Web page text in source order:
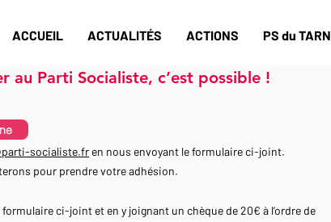
ACCUEIL ACTUALITÉS ACTIONS PS du TARN
au Parti Socialiste, c’est possible !
socialiste.fr en nous envoyant le formulaire ci-joint.
pour prendre votre adhésion.
ci-joint et en y joignant un chèque de 20€ à l’ordre de